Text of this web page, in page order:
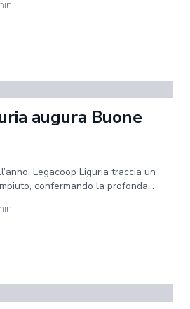
augura Buone
Legacoop Liguria traccia un
confermando la profonda...